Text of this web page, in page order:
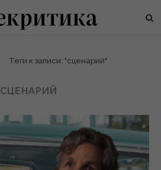
Теги к записи: "сценарий"
СЦЕНАРИЙ